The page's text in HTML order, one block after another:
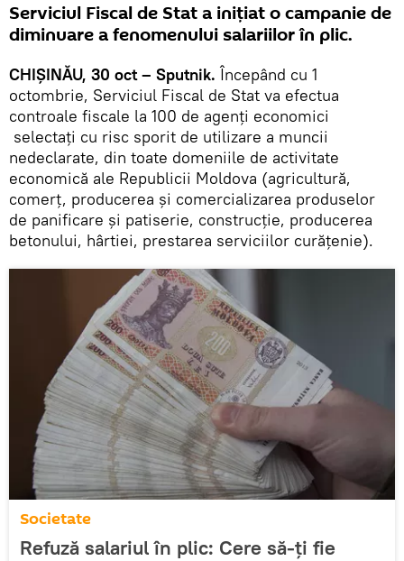
Serviciul Fiscal de Stat a inițiat o campanie de
diminuare a fenomenului salariilor în plic.
CHIȘINĂU, 30 oct – Sputnik. Începând cu 1
octombrie, Serviciul Fiscal de Stat va efectua
controale fiscale la 100 de agenți economici
selectați cu risc sporit de utilizare a muncii
nedeclarate, din toate domeniile de activitate
economică ale Republicii Moldova (agricultură,
comerţ, producerea şi comercializarea produselor
de panificare şi patiserie, construcţie, producerea
betonului, hârtiei, prestarea serviciilor curăţenie).
Societate
Refuză salariul în plic: Cere să-ți fie